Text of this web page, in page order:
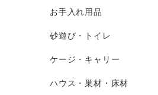
お手入れ用品
砂遊び・トイレ
ケージ・キャリー
ハウス・巣材・床材